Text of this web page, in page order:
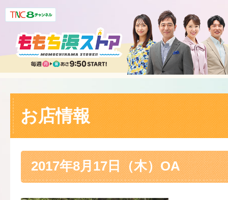
お店情報
2017年8月17日（木）OA